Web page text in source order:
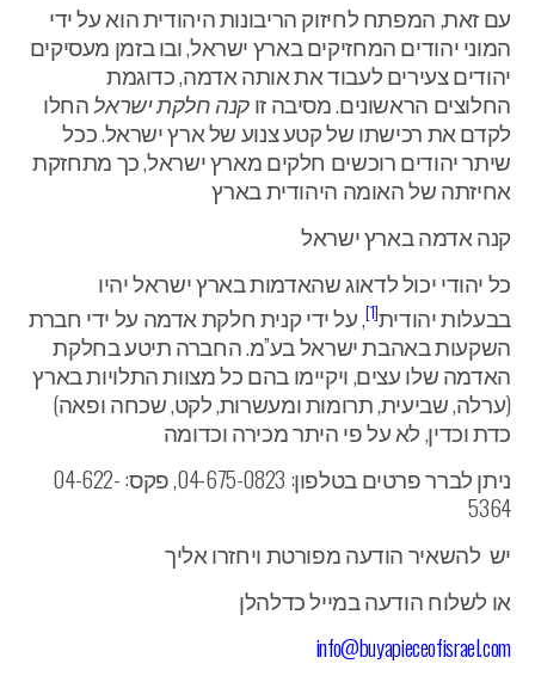
עם זאת, המפתח לחיזוק הריבונות היהודית הוא על ידי
המוני יהודים המחזיקים בארץ ישראל, ובו בזמן מעסיקים
יהודים צעירים לעבוד את אותה אדמה, כדוגמת
החלוצים הראשונים. מסיבה זוקנה חלקת ישראלהחלו
לקדם את רכישתו של קטע צנוע של ארץ ישראל. ככל
שיתר יהודים רוכשים חלקים מארץ ישראל, כך מתחזקת
אחיזתה של האומה היהודית בארץ
קנה אדמה בארץ ישראל
כל יהודי יכול לדאוג שהאדמות בארץ ישראל יהיו
בבעלות יהודית[1] , על ידי קנית חלקת אדמה על ידי חברת
השקעות באהבת ישראל בע”מ. החברה תיטע בחלקת
האדמה שלו עצים, ויקיימו בהם כל מצוות התלויות בארץ
(ערלה, שביעית, תרומות ומעשרות, לקט, שכחה ופאה)
כדת וכדין, לא על פי היתר מכירה וכדומה
ניתן לברר פרטים בטלפון: 04-675-0823, פקס: 04-622-
5364
יש להשאיר הודעה מפורטת ויחזרו אליך
או לשלוח הודעה במייל כדלהלן
info@buyapieceofisrael.com